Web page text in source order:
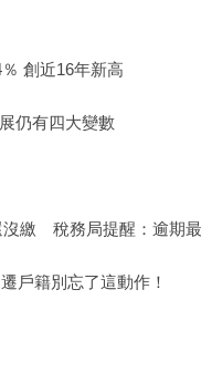
創近16年新高
仍有四大變數
沒繳 稅務局提醒：逾期
戶籍別忘了這動作！